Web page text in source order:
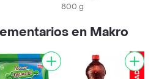
800 g
en Makro